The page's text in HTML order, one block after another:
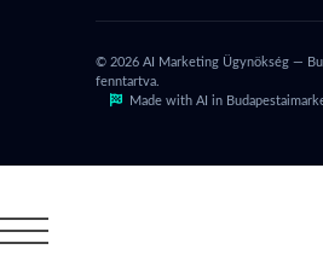
© 2026 AI Marketing Ügynökség —
fenntartva.
Made with AI in Budapest